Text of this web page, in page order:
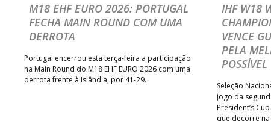
M18 EHF EURO 2026: PORTUGAL
FECHA MAIN ROUND COM UMA
DERROTA
Portugal encerrou esta terça-feira a participação
na Main Round do M18 EHF EURO 2026 com uma
derrota frente à Islândia, por 41-29.
IHF W18
VENCE
PELA
POSSÍVEL
Seleção
jogo da
President’s
que decorre